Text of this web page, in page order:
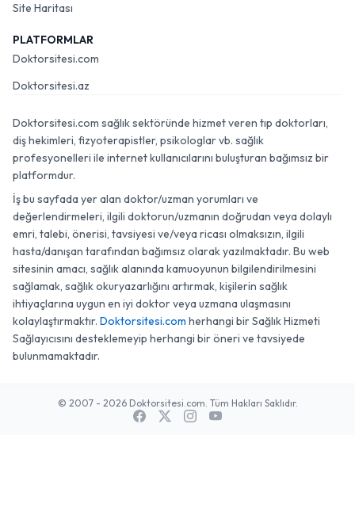
Site Haritası
PLATFORMLAR
Doktorsitesi.com
Doktorsitesi.az
Doktorsitesi.com sağlık sektöründe hizmet veren tıp doktorları,
diş hekimleri, fizyoterapistler, psikologlar vb. sağlık
profesyonelleri ile internet kullanıcılarını buluşturan bağımsız bir
platformdur.
İş bu sayfada yer alan doktor/uzman yorumları ve
değerlendirmeleri, ilgili doktorun/uzmanın doğrudan veya dolaylı
emri, talebi, önerisi, tavsiyesi ve/veya ricası olmaksızın, ilgili
hasta/danışan tarafından bağımsız olarak yazılmaktadır. Bu web
sitesinin amacı, sağlık alanında kamuoyunun bilgilendirilmesini
sağlamak, sağlık okuryazarlığını artırmak, kişilerin sağlık
ihtiyaçlarına uygun en iyi doktor veya uzmana ulaşmasını
kolaylaştırmaktır. Doktorsitesi.com herhangi bir Sağlık Hizmeti
Sağlayıcısını desteklemeyip herhangi bir öneri ve tavsiyede
bulunmamaktadır.
© 2007 - 2026 Doktorsitesi.com. Tüm Hakları Saklıdır.